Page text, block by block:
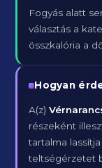
Fogyás alatt
választás a
összkalória a
Hogyan
A(z)
részeként
tartalma
teltségérzetet